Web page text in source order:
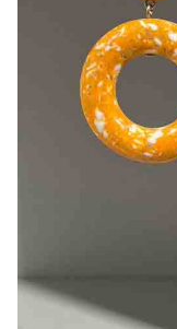
Bon Cadeau